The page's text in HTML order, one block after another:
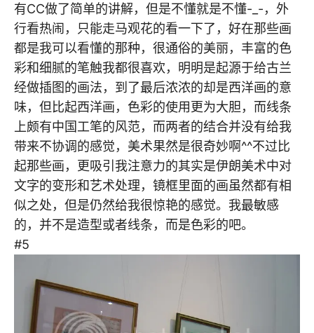
有CC做了简单的讲解，但是不懂就是不懂-_-，外
行看热闹，只能走马观花的看一下了，好在那些画
都是我可以看懂的那种，很通俗的美丽，丰富的色
彩和细腻的笔触我都很喜欢，明明是起源于给古兰
经做插图的画法，到了最后浓浓的却是西洋画的意
味，但比起西洋画，色彩的使用更为大胆，而线条
上颇有中国工笔的风范，而两者的结合并没有给我
带来不协调的感觉，美术果然是很奇妙啊^^不过比
起那些画，更吸引我注意力的其实是伊朗美术中对
文字的变形和艺术处理，镜框里面的画虽然都有相
似之处，但是仍然给我很惊艳的感觉。我最敏感
的，并不是造型或者线条，而是色彩的吧。
#5